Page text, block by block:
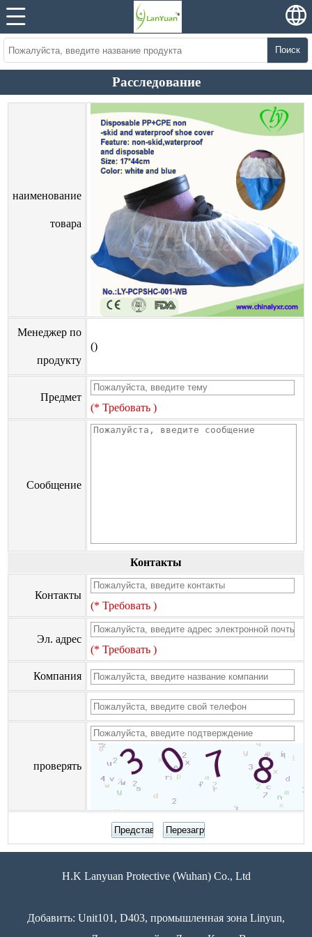
Поиск
Расследование
наименование
товара
Менеджер по
продукту
()
Предмет
(* Требовать )
Сообщение
Контакты
Контакты
(* Требовать )
Эл. адрес
(* Требовать )
Компания
проверять
H.K Lanyuan Protective (Wuhan) Co., Ltd
Добавить: Unit101, D403, промышленная зона Linyun,